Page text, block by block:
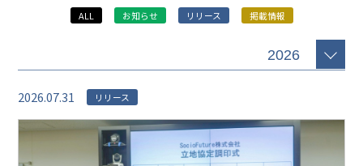
ALL お知らせ リリース 掲載情報
2026.07.31 リリース